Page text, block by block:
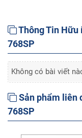
Thông Tin Hữu
768SP
Không có bài viết
Sản phẩm liên
768SP